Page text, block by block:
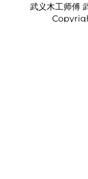
武义木工师傅